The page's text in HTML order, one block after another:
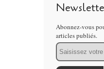
Abonnez-vous
articles publiés.
Email